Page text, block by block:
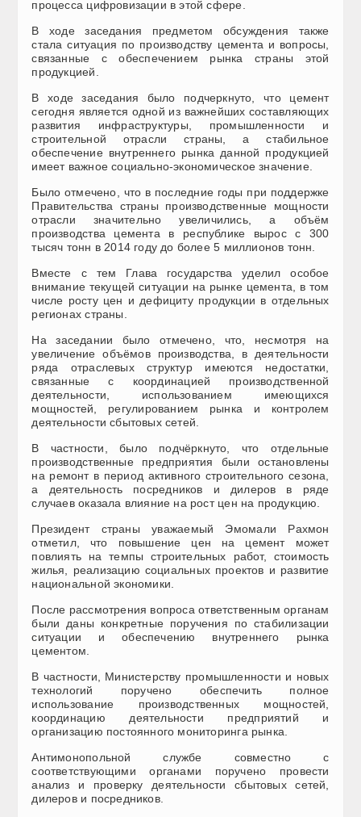
процесса цифровизации в этой сфере.
В ходе заседания предметом обсуждения также
стала ситуация по производству цемента и вопросы,
связанные с обеспечением рынка страны этой
продукцией.
В ходе заседания было подчеркнуто, что цемент
сегодня является одной из важнейших составляющих
развития инфраструктуры, промышленности и
строительной отрасли страны, а стабильное
обеспечение внутреннего рынка данной продукцией
имеет важное социально-экономическое значение.
Было отмечено, что в последние годы при поддержке
Правительства страны производственные мощности
отрасли значительно увеличились, а объём
производства цемента в республике вырос с 300
тысяч тонн в 2014 году до более 5 миллионов тонн.
Вместе с тем Глава государства уделил особое
внимание текущей ситуации на рынке цемента, в том
числе росту цен и дефициту продукции в отдельных
регионах страны.
На заседании было отмечено, что, несмотря на
увеличение объёмов производства, в деятельности
ряда отраслевых структур имеются недостатки,
связанные с координацией производственной
деятельности, использованием имеющихся
мощностей, регулированием рынка и контролем
деятельности сбытовых сетей.
В частности, было подчёркнуто, что отдельные
производственные предприятия были остановлены
на ремонт в период активного строительного сезона,
а деятельность посредников и дилеров в ряде
случаев оказала влияние на рост цен на продукцию.
Президент страны уважаемый Эмомали Рахмон
отметил, что повышение цен на цемент может
повлиять на темпы строительных работ, стоимость
жилья, реализацию социальных проектов и развитие
национальной экономики.
После рассмотрения вопроса ответственным органам
были даны конкретные поручения по стабилизации
ситуации и обеспечению внутреннего рынка
цементом.
В частности, Министерству промышленности и новых
технологий поручено обеспечить полное
использование производственных мощностей,
координацию деятельности предприятий и
организацию постоянного мониторинга рынка.
Антимонопольной службе совместно с
соответствующими органами поручено провести
анализ и проверку деятельности сбытовых сетей,
дилеров и посредников.